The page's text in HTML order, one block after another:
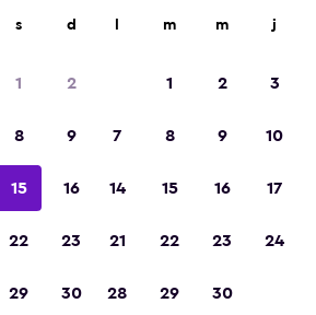
s d
1 2
8 9
15 16
22 23
29 30
m m j
1 2 3
7 8 9 10
14 15 16 17
21 22 23 24
28 29 30